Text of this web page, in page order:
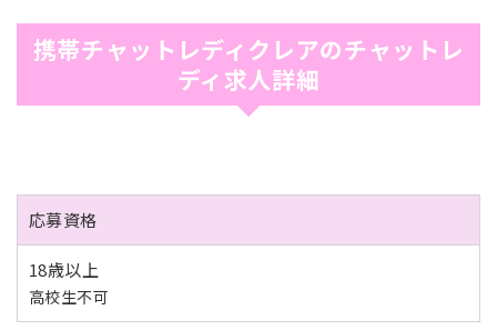
携帯チャットレディクレアのチャットレ
ディ求人詳細
応募資格
18歳以上
高校生不可